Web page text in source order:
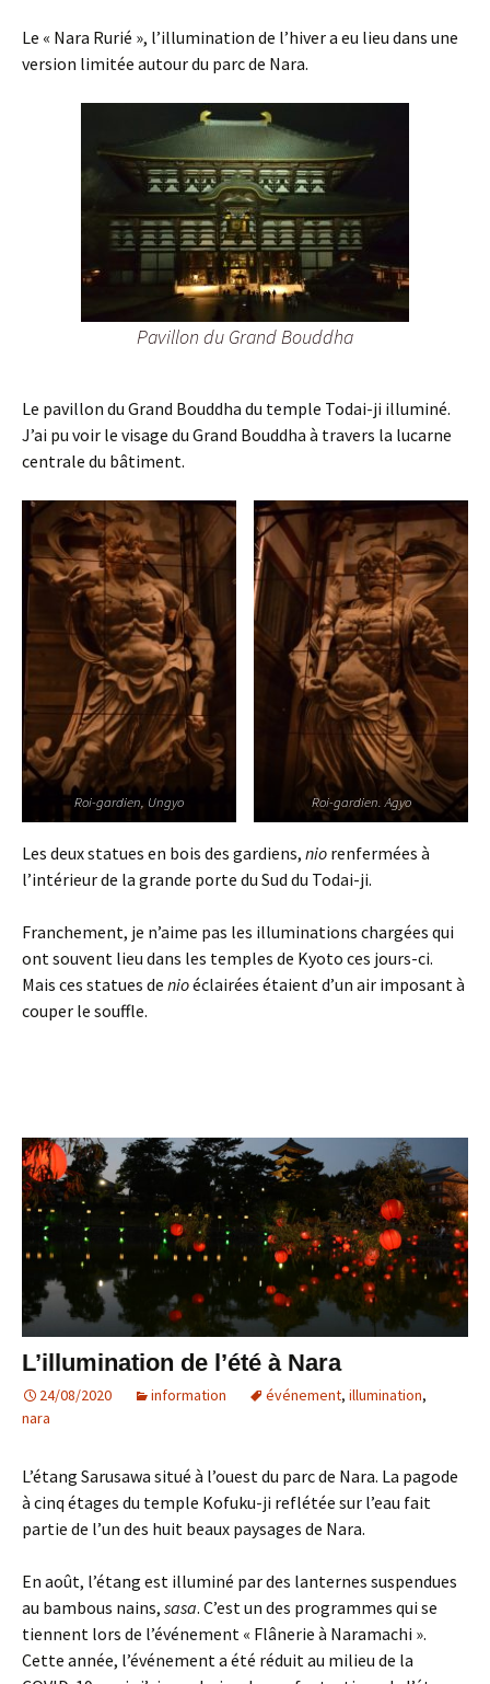
Le « Nara Rurié », l’illumination de l’hiver a eu lieu dans une
version limitée autour du parc de Nara.
Pavillon du Grand Bouddha
Le pavillon du Grand Bouddha du temple Todai-ji illuminé.
J’ai pu voir le visage du Grand Bouddha à travers la lucarne
centrale du bâtiment.
Roi-gardien, Ungyo Roi-gardien. Agyo
Les deux statues en bois des gardiens, nio renfermées à
l’intérieur de la grande porte du Sud du Todai-ji.
Franchement, je n’aime pas les illuminations chargées qui
ont souvent lieu dans les temples de Kyoto ces jours-ci.
Mais ces statues de nioéclairées étaient d’un air imposant à
couper le souffle.
L’illumination de l’été à Nara
24/08/2020 information événement, illumination,
nara
L’étang Sarusawa situé à l’ouest du parc de Nara. La pagode
à cinq étages du temple Kofuku-ji reflétée sur l’eau fait
partie de l’un des huit beaux paysages de Nara.
En août, l’étang est illuminé par des lanternes suspendues
au bambous nains, sasa. C’est un des programmes qui se
tiennent lors de l’événement « Flânerie à Naramachi ».
Cette année, l’événement a été réduit au milieu de la